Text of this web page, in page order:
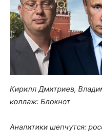
Кирилл Дмитриев,
коллаж: Блокнот
Аналитики шепчутся: